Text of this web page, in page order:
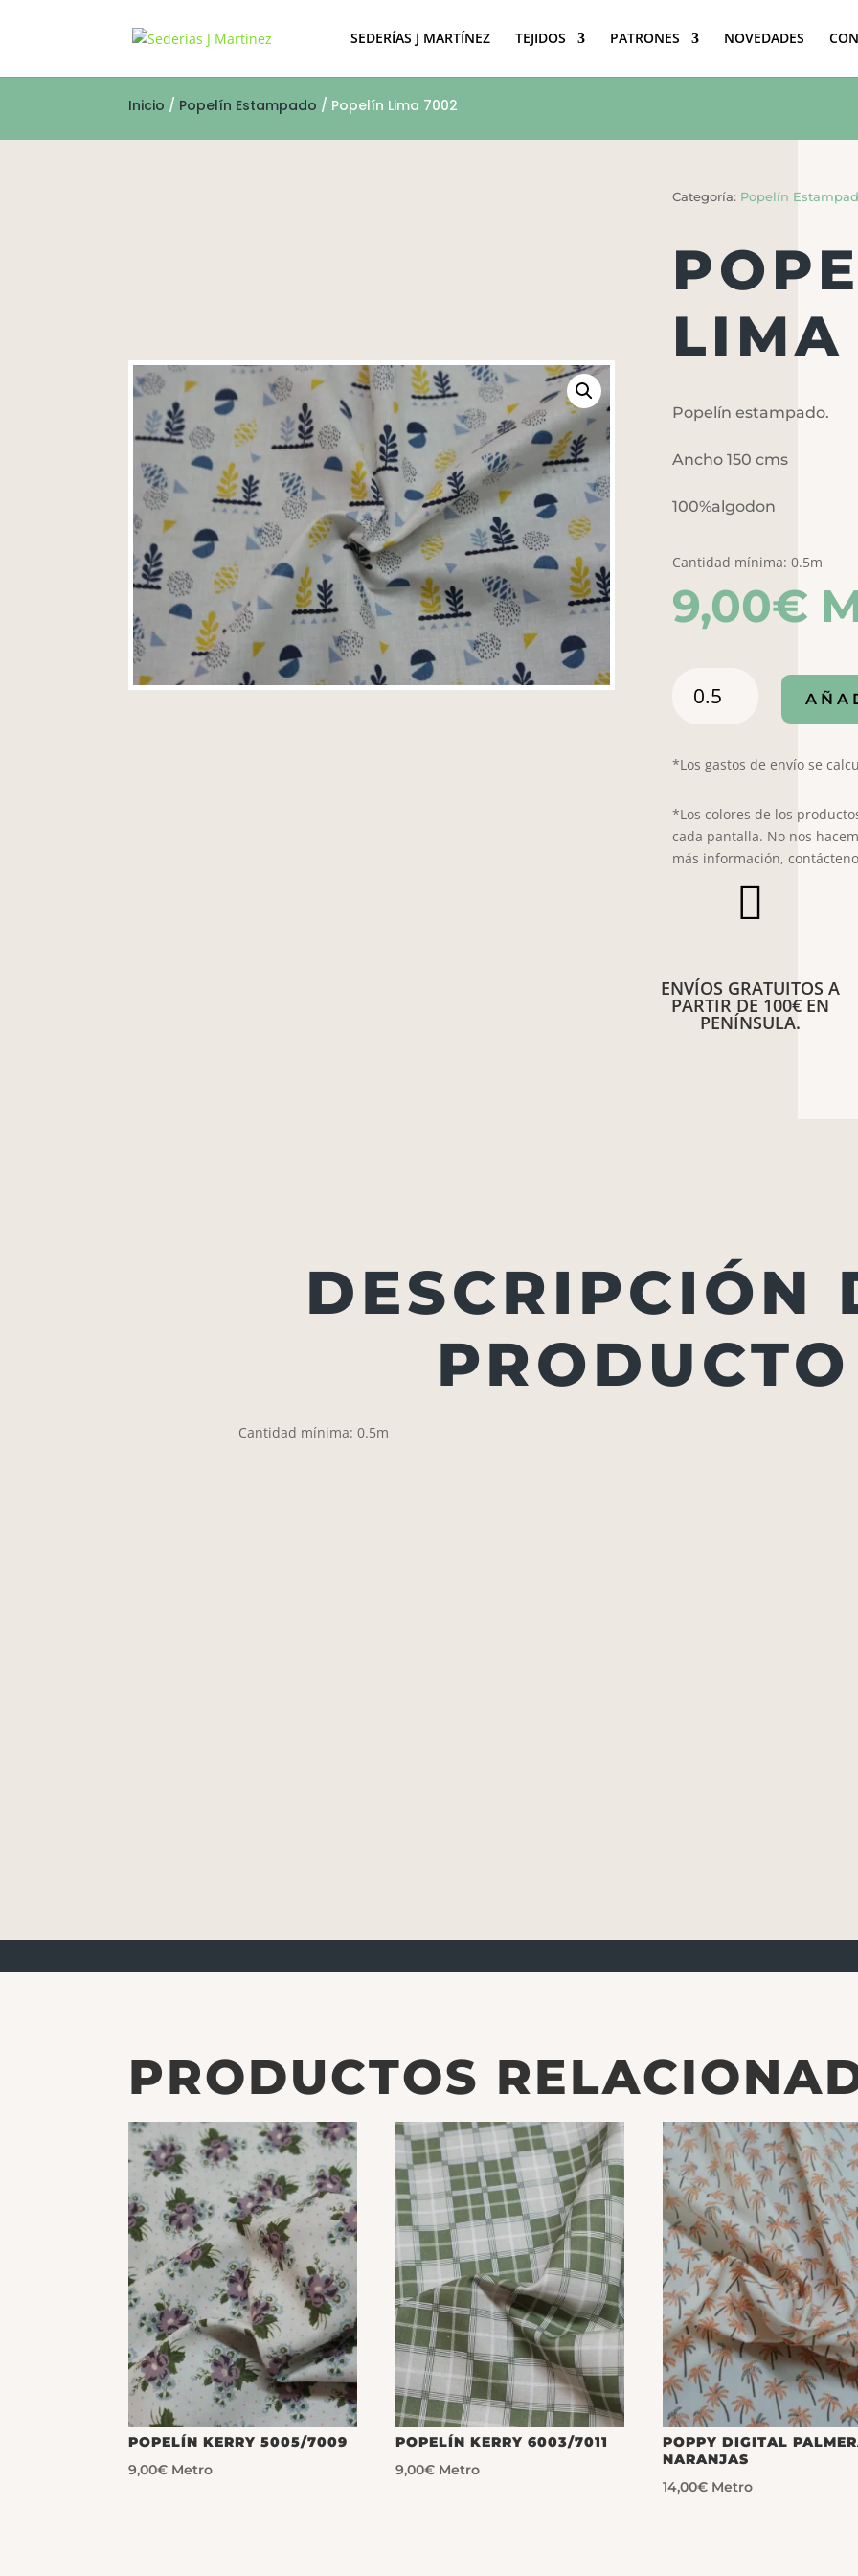
SEDERÍAS J MARTÍNEZ TEJIDOS PATRONES NOVEDADES
Inicio / Popelín Estampado / Popelín Lima 7002
Categoría: Popelín
Popelín estampado.
Ancho 150 cms
100%algodon
Cantidad mínima: 0.5m
9,00€
Lima
*Los gastos de envío se
*Los colores de los
cada pantalla. No nos
más información,

ENVÍOS GRATUITOS A
PARTIR DE 100€ EN
PENÍNSULA.
DESCRIPCIÓN
PRODUCTO
Cantidad mínima: 0.5m
PRODUCTOS
POPELÍN KERRY 5005/7009
9,00€ Metro
POPELÍN KERRY 6003/7011
9,00€ Metro
POPPY DIGITAL
NARANJAS
14,00€ Metro